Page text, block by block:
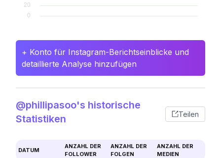
+ Konto für Instagram-Berichtseinblicke und
detaillierte Analyse hinzufügen
@phillipasoo's historische
Statistiken
Teilen
DATUM
ANZAHL DER
FOLLOWER
ANZAHL DER
FOLGEN
ANZAHL DER
MEDIEN